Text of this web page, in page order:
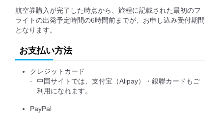
航空券購入が完了した時点から、旅程に記載された最初のフ
ライトの出発予定時間の6時間前までが、お申し込み受付期間
となります。
お支払い方法
クレジットカード
中国サイトでは、支付宝（Alipay）・銀聯カードもご
利用になれます。
PayPal